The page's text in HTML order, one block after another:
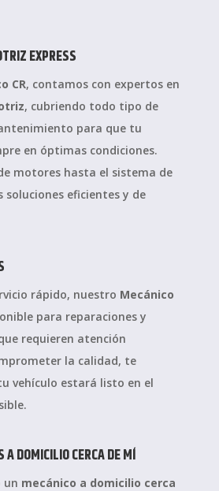
EXPRESS
CR, contamos con expertos en
, cubriendo todo tipo de
para que tu
en óptimas condiciones.
motores hasta el sistema de
eficientes y de
rápido, nuestro Mecánico
para reparaciones y
requieren atención
la calidad, te
vehículo estará listo en el
A DOMICILIO CERCA DE MÍ
un mecánico a domicilio cerca